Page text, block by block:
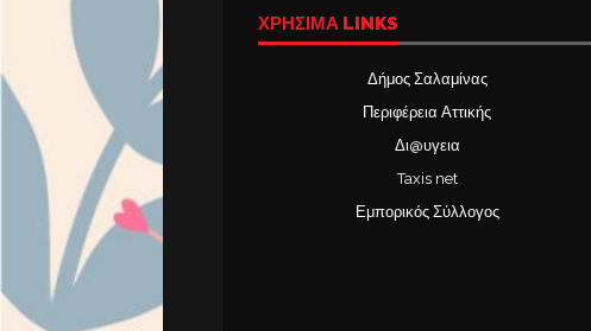
ΧΡΉΣΙΜΑ LINKS
Δήμος Σαλαμίνας
Περιφέρεια Αττικής
Δι@υγεια
Taxis net
Εμπορικός Σύλλογος